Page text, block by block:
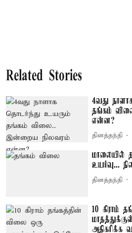
Related Stories
4வது
தங்கம்
என்ன?
தினத்தந்தி
மாலையில்
உயர்வு...
தினத்தந்தி
10 கிராம்
அதிகரிக்க